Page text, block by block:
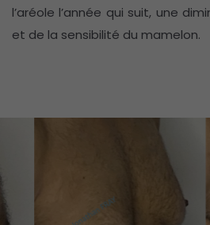
l’aréole l’année qui suit, une
et de la sensibilité du mamelon.